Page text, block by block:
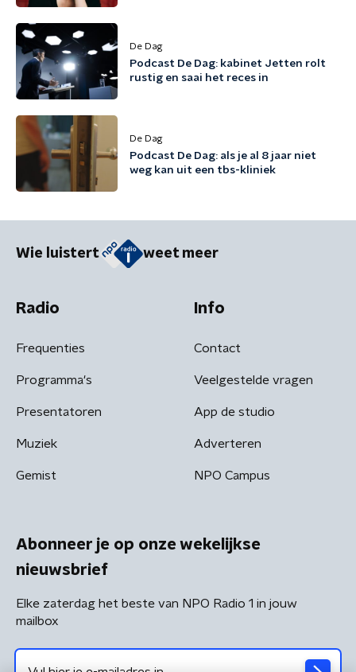
De Dag
Podcast De Dag: kabinet Jetten rolt
rustig en saai het reces in
De Dag
Podcast De Dag: als je al 8 jaar niet
weg kan uit een tbs-kliniek
Wie luistert weet meer
Radio
Frequenties
Programma's
Presentatoren
Muziek
Gemist
Info
Contact
Veelgestelde vragen
App de studio
Adverteren
NPO Campus
Abonneer je op onze wekelijkse
nieuwsbrief
Elke zaterdag het beste van NPO Radio 1 in jouw
mailbox